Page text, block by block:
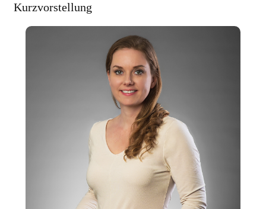
Kurzvorstellung